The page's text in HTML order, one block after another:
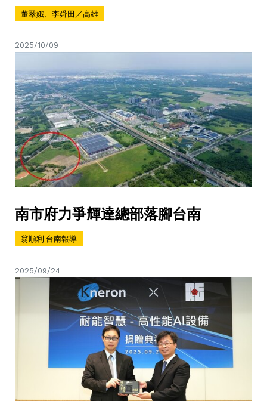
董翠娥、李舜田／高雄
2025/10/09
南市府力爭輝達總部落腳台南
翁順利 台南報導
2025/09/24